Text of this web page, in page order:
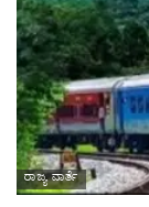
ರಾಜ್ಯ ವಾರ್ತೆ